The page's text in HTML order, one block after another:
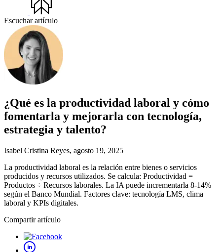
Escuchar artículo
¿Qué es la productividad laboral y cómo
fomentarla y mejorarla con tecnología,
estrategia y talento?
Isabel Cristina Reyes, agosto 19, 2025
La productividad laboral es la relación entre bienes o servicios
producidos y recursos utilizados. Se calcula: Productividad =
Productos ÷ Recursos laborales. La IA puede incrementarla 8-14%
según el Banco Mundial. Factores clave: tecnología LMS, clima
laboral y KPIs digitales.
Compartir artículo